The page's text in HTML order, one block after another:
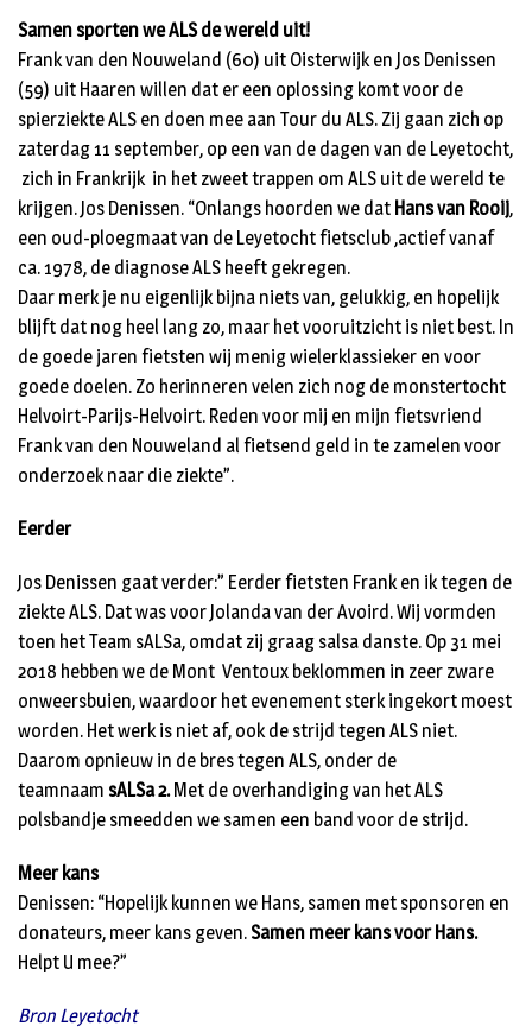
Samen sporten we ALS de wereld uit!
Frank van den Nouweland (60) uit Oisterwijk en Jos Denissen
(59) uit Haaren willen dat er een oplossing komt voor de
spierziekte ALS en doen mee aan Tour du ALS. Zij gaan zich op
zaterdag 11 september, op een van de dagen van de Leyetocht,
zich in Frankrijk in het zweet trappen om ALS uit de wereld te
krijgen. Jos Denissen. “Onlangs hoorden we dat Hans van Rooij,
een oud-ploegmaat van de Leyetocht fietsclub ,actief vanaf
ca. 1978, de diagnose ALS heeft gekregen.
Daar merk je nu eigenlijk bijna niets van, gelukkig, en hopelijk
blijft dat nog heel lang zo, maar het vooruitzicht is niet best. In
de goede jaren fietsten wij menig wielerklassieker en voor
goede doelen. Zo herinneren velen zich nog de monstertocht
Helvoirt-Parijs-Helvoirt. Reden voor mij en mijn fietsvriend
Frank van den Nouweland al fietsend geld in te zamelen voor
onderzoek naar die ziekte”.
Eerder
Jos Denissen gaat verder:” Eerder fietsten Frank en ik tegen de
ziekte ALS. Dat was voor Jolanda van der Avoird. Wij vormden
toen het Team sALSa, omdat zij graag salsa danste. Op 31 mei
2018 hebben we de Mont Ventoux beklommen in zeer zware
onweersbuien, waardoor het evenement sterk ingekort moest
worden. Het werk is niet af, ook de strijd tegen ALS niet.
Daarom opnieuw in de bres tegen ALS, onder de
teamnaam sALSa 2. Met de overhandiging van het ALS
polsbandje smeedden we samen een band voor de strijd.
Meer kans
Denissen: “Hopelijk kunnen we Hans, samen met sponsoren en
donateurs, meer kans geven. Samen meer kans voor Hans.
Helpt U mee?”
Bron Leyetocht